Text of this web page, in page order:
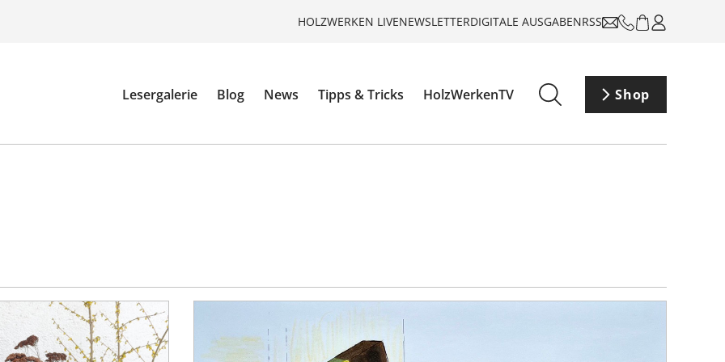
HOLZWERKEN LIVENEWSLETTERDIGITALE AUSGABENRSS
Lesergalerie Blog News Tipps & Tricks HolzWerkenTV Shop